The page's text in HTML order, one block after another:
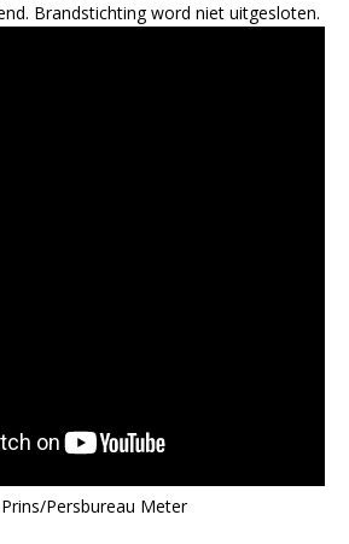
Brandstichting word niet uitgesloten.
Persbureau Meter